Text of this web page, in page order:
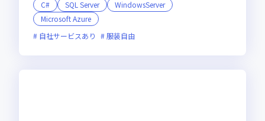
C#
SQL Server
WindowsServer
Microsoft Azure
自社サービスあり
服装自由